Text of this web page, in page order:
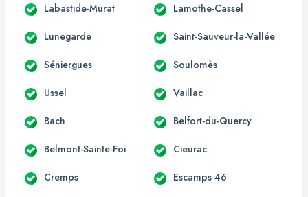
Labastide-Murat Lamothe-Cassel
Lunegarde Saint-Sauveur-la-Vallée
Séniergues Soulomès
Ussel Vaillac
Bach Belfort-du-Quercy
Belmont-Sainte-Foi Cieurac
Cremps Escamps 46